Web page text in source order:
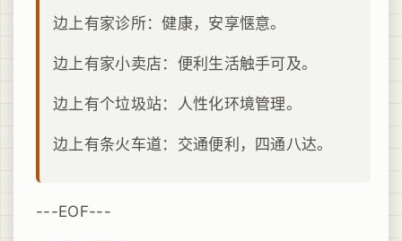
边上有家诊所：健康，安享惬意。
边上有家小卖店：便利生活触手可及。
边上有个垃圾站：人性化环境管理。
边上有条火车道：交通便利，四通八达。
---EOF---